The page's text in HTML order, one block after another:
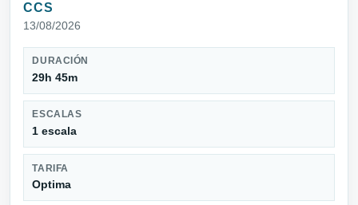
CCS
13/08/2026
DURACIÓN
29h 45m
ESCALAS
1 escala
TARIFA
Optima